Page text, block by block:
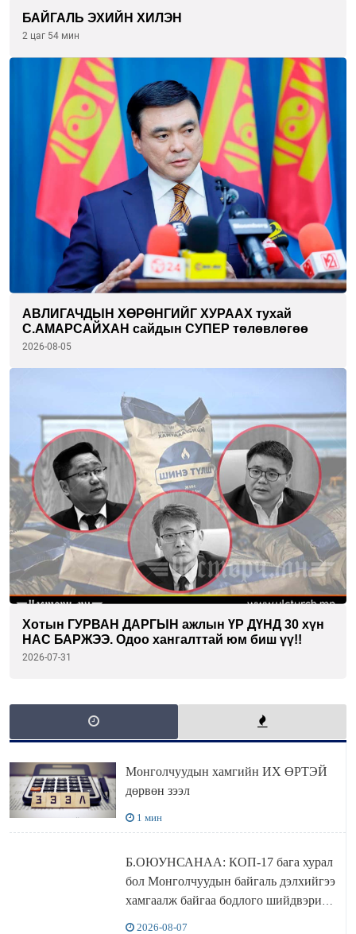
БАЙГАЛЬ ЭХИЙН ХИЛЭН
2 цаг 54 мин
АВЛИГАЧДЫН ХӨРӨНГИЙГ ХУРААХ тухай
С.АМАРСАЙХАН сайдын СУПЕР төлөвлөгөө
2026-08-05
Хотын ГУРВАН ДАРГЫН ажлын ҮР ДҮНД 30 хүн
НАС БАРЖЭЭ. Одоо хангалттай юм биш үү!!
2026-07-31
Монголчуудын хамгийн ИХ ӨРТЭЙ
дөрвөн зээл
1 мин
Б.ОЮУНСАНАА: КОП-17 бага хурал
бол Монголчуудын байгаль дэлхийгээ
хамгаалж байгаа бодлого шийдвэрийг
2026-08-07